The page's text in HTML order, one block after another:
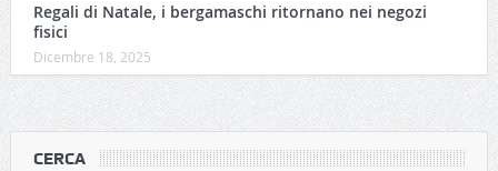
Regali di Natale, i bergamaschi ritornano nei negozi
fisici
Dicembre 18, 2025
CERCA